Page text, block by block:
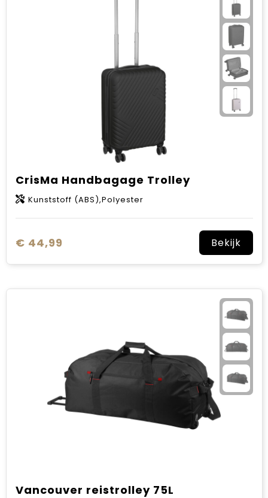
CrisMa Handbagage Trolley
Kunststoff (ABS),Polyester
€ 44,99 Bekijk
Vancouver reistrolley 75L